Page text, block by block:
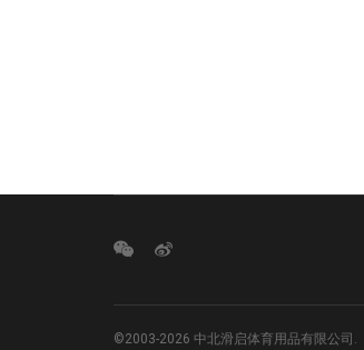
©2003-2026 中北滑启体育用品有限公司.